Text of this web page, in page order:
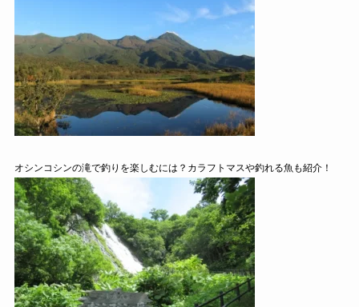
オシンコシンの滝で釣りを楽しむには？カラフトマスや釣れる魚も紹介！